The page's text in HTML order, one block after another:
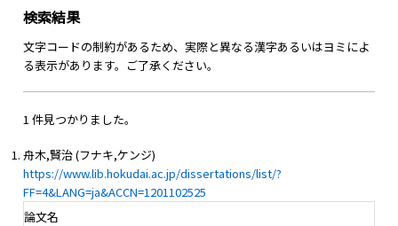
検索結果
文字コードの制約があるため、実際と異なる漢字あるいはヨミによ
る表示があります。ご了承ください。
1 件見つかりました。
舟木,賢治 (フナキ,ケンジ)
https://www.lib.hokudai.ac.jp/dissertations/list/?
FF=4&LANG=ja&ACCN=1201102525
論文名